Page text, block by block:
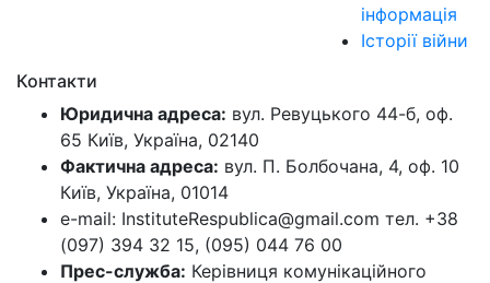
інформація
Історії війни
Контакти
Юридична адреса: вул. Ревуцького 44-б, оф.
65 Київ, Україна, 02140
Фактична адреса: вул. П. Болбочана, 4, оф. 10
Київ, Україна, 01014
e-mail: InstituteRespublica@gmail.com тел. +38
(097) 394 32 15, (095) 044 76 00
Прес-служба: Керівниця комунікаційного